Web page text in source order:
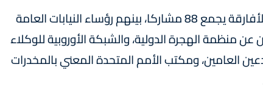
يشار إلى أن المؤتمر الـ 17 لجمعية النواب العموم الأفارقة يجمع 88 مشاركا، بينهم رؤساء النيابات العامة
إفريقية، وممثلين عن منظمة الهجرة الدولية، والشبكة الأوروبية للوكلاء
العامين، ومكتب الأمم المتحدة المعني بالمخدرات